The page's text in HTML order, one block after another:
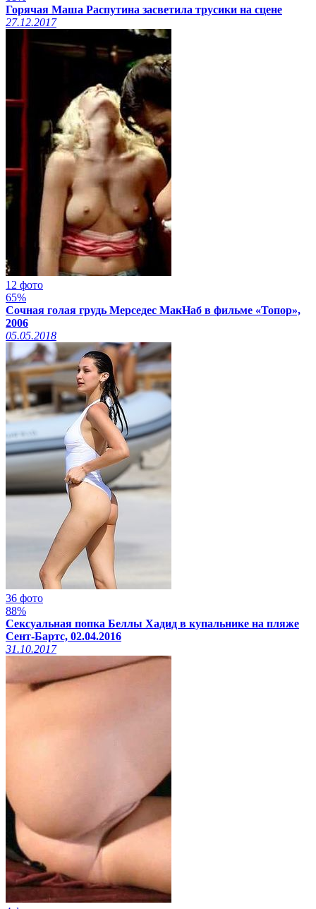
Горячая Маша Распутина засветила трусики на сцене
27.12.2017
12 фото
65%
Сочная голая грудь Мерседес МакНаб в фильме «Топор»,
2006
05.05.2018
36 фото
88%
Сексуальная попка Беллы Хадид в купальнике на пляже
Сент-Бартс, 02.04.2016
31.10.2017